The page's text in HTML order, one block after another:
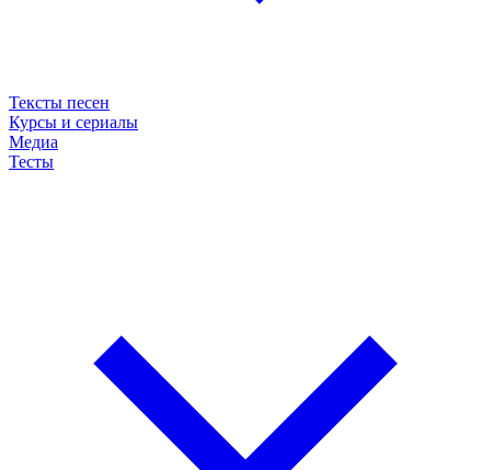
Тексты песен
Курсы и сериалы
Медиа
Тесты